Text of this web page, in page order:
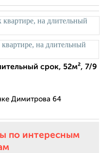
срок, 52м², 7/9
Димитрова 64
по интересным